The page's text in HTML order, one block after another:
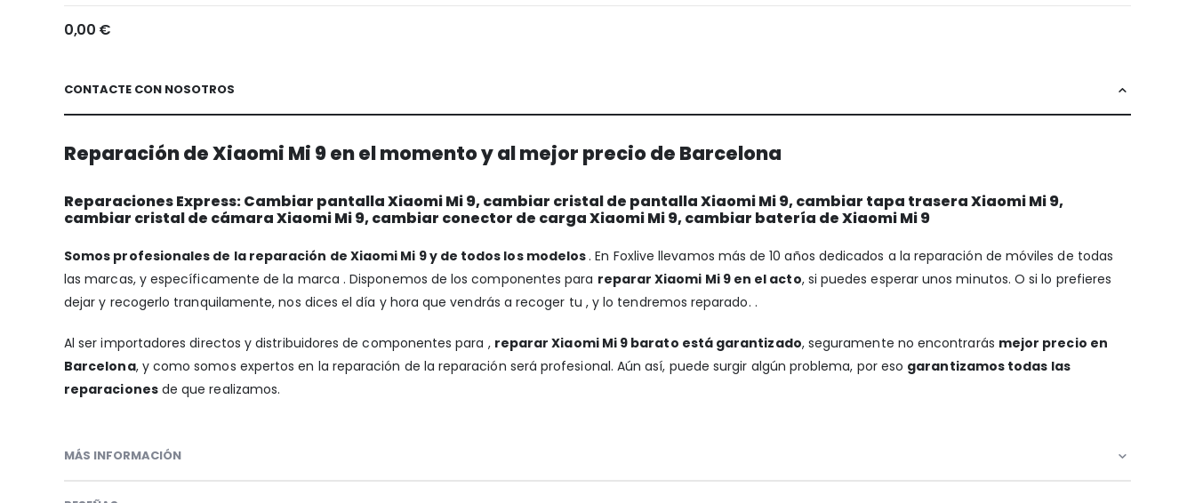
0,00 €
CONTACTE CON NOSOTROS
Reparación de Xiaomi Mi 9 en el momento y al mejor precio de Barcelona
Reparaciones Express: Cambiar pantalla Xiaomi Mi 9, cambiar cristal de pantalla Xiaomi Mi 9, cambiar tapa trasera Xiaomi Mi 9,
cambiar cristal de cámara Xiaomi Mi 9, cambiar conector de carga Xiaomi Mi 9, cambiar batería de Xiaomi Mi 9
Somos profesionales de la reparación de Xiaomi Mi 9 y de todos los modelos. En Foxlive llevamos más de 10 años dedicados a la reparación de móviles de todas
las marcas, y específicamente de la marca . Disponemos de los componentes para reparar Xiaomi Mi 9 en el acto, si puedes esperar unos minutos. O si lo prefieres
dejar y recogerlo tranquilamente, nos dices el día y hora que vendrás a recoger tu , y lo tendremos reparado. .
Al ser importadores directos y distribuidores de componentes para , reparar Xiaomi Mi 9 barato está garantizado, seguramente no encontrarás mejor precio en
Barcelona, y como somos expertos en la reparación de la reparación será profesional. Aún así, puede surgir algún problema, por eso garantizamos todas las
reparacionesde que realizamos.
MÁS INFORMACIÓN